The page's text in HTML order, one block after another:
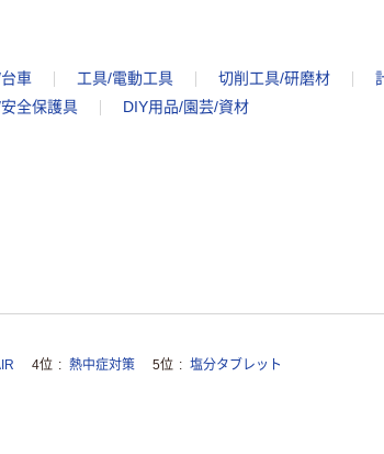
車 工具/電動工具 切削工具/研磨材
全保護具 DIY用品/園芸/資材
4位 熱中症対策 5位 塩分タブレット